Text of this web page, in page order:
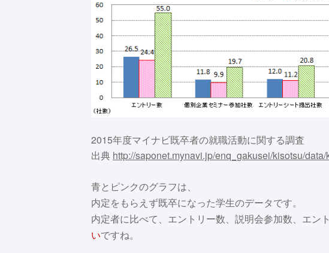
2015年度マイナビ既卒者の就職活動に関する調査
出典 http://saponet.mynavi.jp/enq_gakusei/kisotsu/
青とピンクのグラフは、
内定をもらえず既卒になった学生のデータです。
内定者に比べて、エントリー数、説明会参加数、エン
いですね。